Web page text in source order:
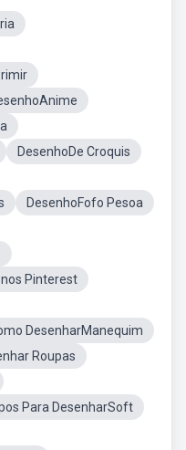
DesenhoDe Croquis
DesenhoFofo Pesoa
Pinterest
DesenharManequim
Roupas
Para DesenharSoft